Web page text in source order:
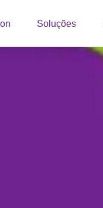
Soluções